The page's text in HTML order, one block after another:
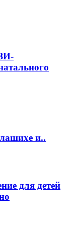
и..
для детей